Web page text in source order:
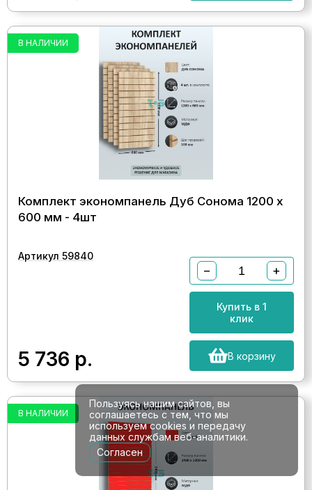
В НАЛИЧИИ
Комплект экономпанель Дуб Сонома 1200 х
600 мм - 4шт
Артикул 59840
5 736 р.
− +
Купить в 1
клик
В корзину
В НАЛИЧИИ
Пользуясь нашим сайтов, вы
соглашаетесь с тем, что мы
используем cookies и передачу
данных службам веб-аналитики.
Согласен